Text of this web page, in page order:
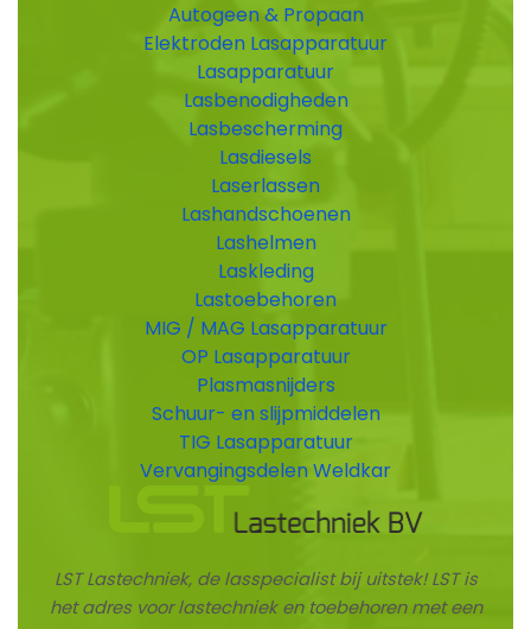
Autogeen & Propaan
Elektroden Lasapparatuur
Lasapparatuur
Lasbenodigheden
Lasbescherming
Lasdiesels
Laserlassen
Lashandschoenen
Lashelmen
Laskleding
Lastoebehoren
MIG / MAG Lasapparatuur
OP Lasapparatuur
Plasmasnijders
Schuur- en slijpmiddelen
TIG Lasapparatuur
Vervangingsdelen Weldkar
LST Lastechniek, de lasspecialist bij uitstek! LST is
het adres voor lastechniek en toebehoren met een